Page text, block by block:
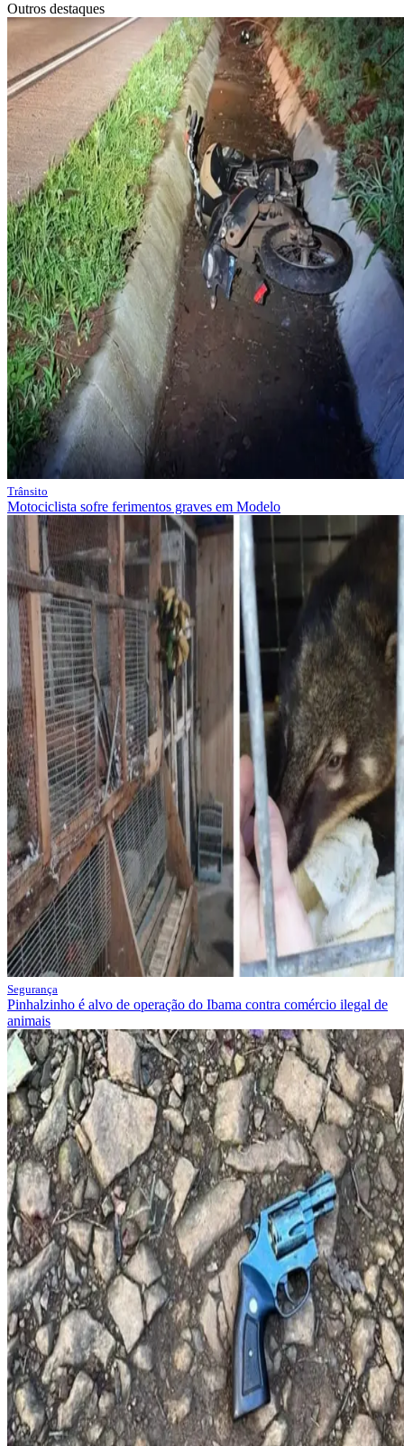
Outros destaques
Trânsito
Motociclista sofre ferimentos graves em Modelo
Segurança
Pinhalzinho é alvo de operação do Ibama contra comércio ilegal de
animais